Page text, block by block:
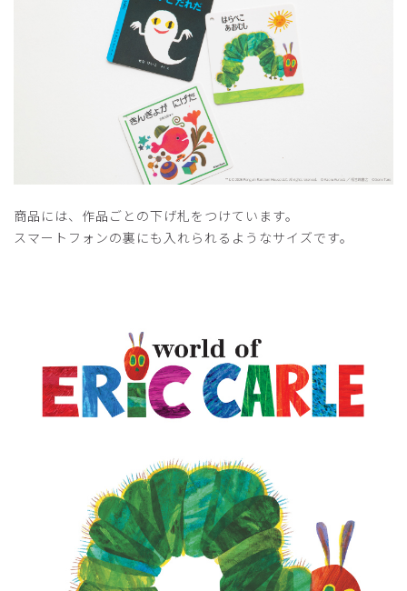
商品には、作品ごとの下げ札をつけています。
スマートフォンの裏にも入れられるようなサイズです。